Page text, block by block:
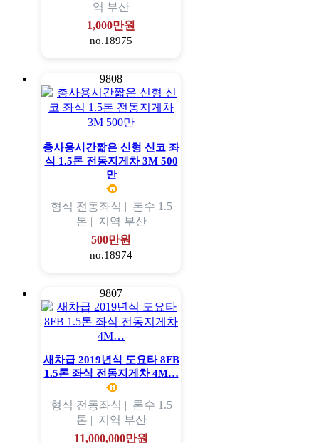
역 부산
1,000만원
no.18975
9808
총사용시간짧은 신형 신코 좌
식 1.5톤 전동지게차 3M 500
만
형식 전동좌식 | 톤수 1.5
톤 | 지역 부산
500만원
no.18974
9807
새차급 2019년식 도요타 8FB
1.5톤 좌식 전동지게차 4M…
형식 전동좌식 | 톤수 1.5
톤 | 지역 부산
11,000,000만원